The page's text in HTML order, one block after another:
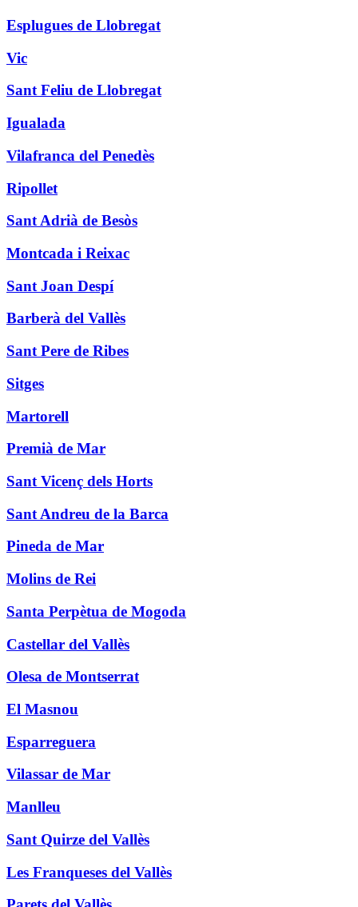
Esplugues de Llobregat
Vic
Sant Feliu de Llobregat
Igualada
Vilafranca del Penedès
Ripollet
Sant Adrià de Besòs
Montcada i Reixac
Sant Joan Despí
Barberà del Vallès
Sant Pere de Ribes
Sitges
Martorell
Premià de Mar
Sant Vicenç dels Horts
Sant Andreu de la Barca
Pineda de Mar
Molins de Rei
Santa Perpètua de Mogoda
Castellar del Vallès
Olesa de Montserrat
El Masnou
Esparreguera
Vilassar de Mar
Manlleu
Sant Quirze del Vallès
Les Franqueses del Vallès